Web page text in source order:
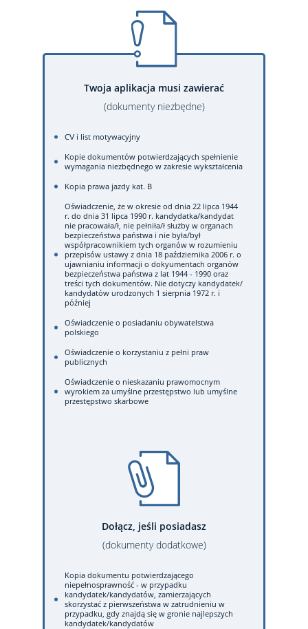
Twoja aplikacja musi zawierać
(dokumenty niezbędne)
CV i list motywacyjny
Kopie dokumentów potwierdzających spełnienie
wymagania niezbędnego w zakresie wykształcenia
Kopia prawa jazdy kat. B
Oświadczenie, że w okresie od dnia 22 lipca 1944
r. do dnia 31 lipca 1990 r. kandydatka/kandydat
nie pracowała/ł, nie pełniła/ł służby w organach
bezpieczeństwa państwa i nie była/był
współpracownikiem tych organów w rozumieniu
przepisów ustawy z dnia 18 października 2006 r. o
ujawnianiu informacji o dokyumentach organów
bezpieczeństwa państwa z lat 1944 - 1990 oraz
treści tych dokumentów. Nie dotyczy kandydatek/
kandydatów urodzonych 1 sierpnia 1972 r. i
później
Oświadczenie o posiadaniu obywatelstwa
polskiego
Oświadczenie o korzystaniu z pełni praw
publicznych
Oświadczenie o nieskazaniu prawomocnym
wyrokiem za umyślne przestępstwo lub umyślne
przestępstwo skarbowe
Dołącz, jeśli posiadasz
(dokumenty dodatkowe)
Kopia dokumentu potwierdzającego
niepełnosprawność - w przypadku
kandydatek/kandydatów, zamierzających
skorzystać z pierwszeństwa w zatrudnieniu w
przypadku, gdy znajdą się w gronie najlepszych
kandydatek/kandydatów